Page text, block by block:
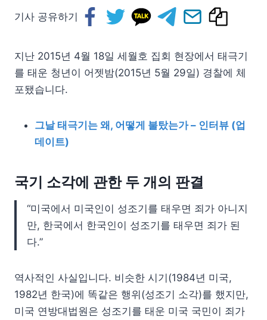
기사 공유하기
지난 2015년 4월 18일 세월호 집회 현장에서 태극기
를 태운 청년이 어젯밤(2015년 5월 29일) 경찰에 체
포됐습니다.
그날 태극기는 왜, 어떻게 불탔는가 – 인터뷰 (업
데이트)
국기 소각에 관한 두 개의 판결
“미국에서 미국인이 성조기를 태우면 죄가 아니지
만, 한국에서 한국인이 성조기를 태우면 죄가 된
다.”
역사적인 사실입니다. 비슷한 시기(1984년 미국,
1982년 한국)에 똑같은 행위(성조기 소각)를 했지만,
미국 연방대법원은 성조기를 태운 미국 국민이 죄가